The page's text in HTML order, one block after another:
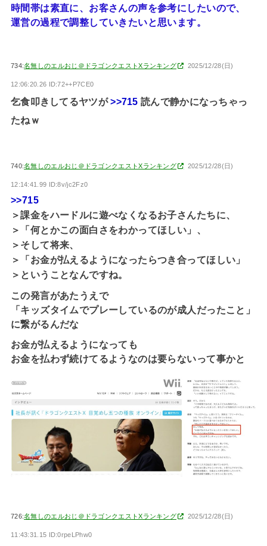
時間帯は素直に、お客さんの声を参考にしたいので、
運営の過程で調整していきたいと思います。
734:名無しのエルおじ＠ドラゴンクエストXランキング 2025/12/28(日)
12:06:20.26 ID:72++P7CE0
乞食叩きしてるヤツが>>715 読んで静かになっちゃっ
たねｗ
740:名無しのエルおじ＠ドラゴンクエストXランキング 2025/12/28(日)
12:14:41.99 ID:8v/jc2Fz0
>>715
＞課金をハードルに遊べなくなるお子さんたちに、
＞「何とかこの面白さをわかってほしい」、
＞そして将来、
＞「お金が払えるようになったらつき合ってほしい」
＞ということなんですね。
この発言があたうえで
「キッズタイムでプレーしているのが成人だったこと」
に繋がるんだな
お金が払えるようになっても
お金を払わず続けてるようなのは要らないって事かと
726:名無しのエルおじ＠ドラゴンクエストXランキング 2025/12/28(日)
11:43:31.15 ID:0rpeLPhw0